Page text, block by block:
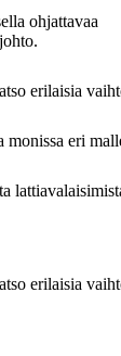
ohjattavaa
erilaisia
eri
erilaisia